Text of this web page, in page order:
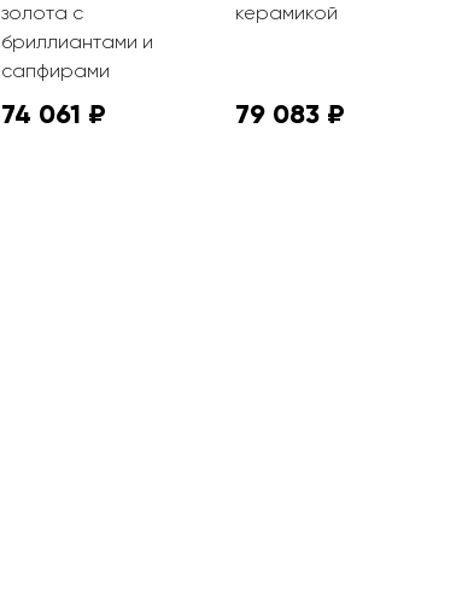
золота с
бриллиантами и
сапфирами
74 061 ₽
керамикой
79 083 ₽